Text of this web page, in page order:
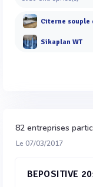
Citerne souple
Sikaplan WT
82 entreprises
Le 07/03/2017
BEPOSITIVE